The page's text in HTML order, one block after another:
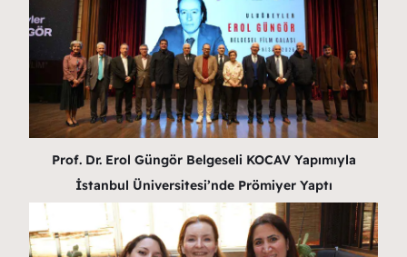
Prof. Dr. Erol Güngör Belgeseli KOCAV Yapımıyla
İstanbul Üniversitesi’nde Prömiyer Yaptı